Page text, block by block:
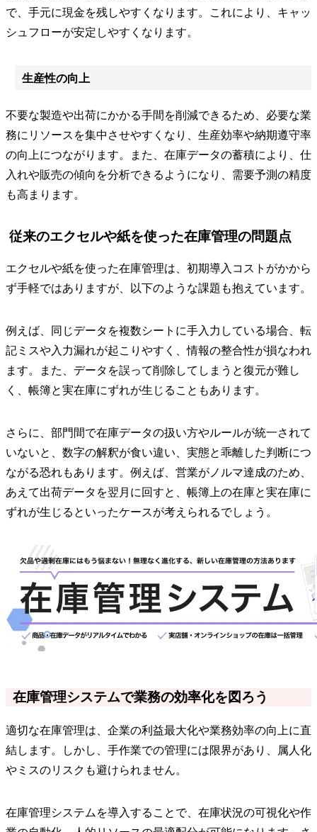
で、手元に現金を残しやすくなります。これにより、キャッ
シュフローが安定しやすくなります。
生産性の向上
不要な製造や出荷にかかる手間を削減できるため、必要な業
務にリソースを集中させやすくなり、生産効率や納期遵守率
の向上につながります。また、在庫データの蓄積により、仕
入れや販売の傾向を分析できるようになり、需要予測の精度
も高まります。
従来のエクセルや紙を使った在庫管理の問題点
エクセルや紙を使った在庫管理は、初期導入コストがかから
ず手軽ではありますが、以下のような課題も抱えています。
例えば、同じデータを複数シートに手入力している場合、転
記ミスや入力漏れが起こりやすく、情報の整合性が損なわれ
ます。また、データを誤って削除してしまうと復元が難し
く、帳簿と実在庫にずれが生じることもあります。
さらに、部門間で在庫データの扱い方やルールが統一されて
いないと、数字の解釈が食い違い、実態と乖離した判断につ
ながる恐れもあります。例えば、営業がノルマ達成のため、
あえて出荷データを翌月に回すと、帳簿上の在庫と実在庫に
ずれが生じるといったケースが考えられるでしょう。
在庫管理システムで業務の効率化を図ろう
適切な在庫管理は、企業の利益最大化や業務効率の向上に直
結します。しかし、手作業での管理には限界があり、属人化
やミスのリスクも避けられません。
在庫管理システムを導入することで、在庫状況の可視化や作